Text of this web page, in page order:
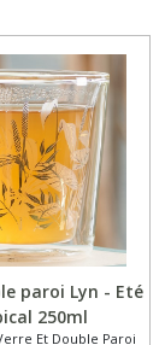
paroi Lyn - Eté
250ml
Et Double Paroi